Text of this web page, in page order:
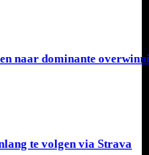
naar dominante
te volgen via Strava